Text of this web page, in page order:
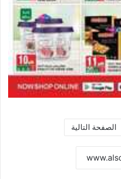
الصفحة التالية